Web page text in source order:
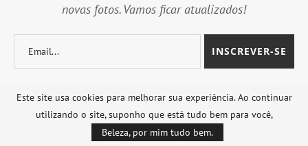
novas fotos. Vamos ficar atualizados!
Este site usa cookies para melhorar sua experiência. Ao continuar
utilizando o site, suponho que está tudo bem para você,
Beleza, por mim tudo bem.